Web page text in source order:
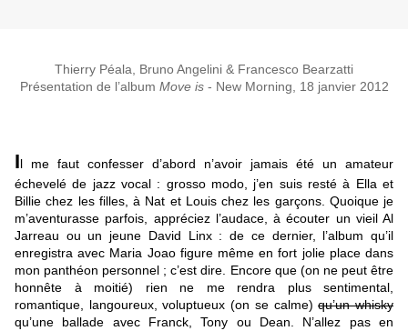
Thierry Péala, Bruno Angelini & Francesco Bearzatti
Présentation de l’album Move is- New Morning, 18 janvier 2012
Il me faut confesser d’abord n’avoir jamais été un amateur
échevelé de jazz vocal : grosso modo, j’en suis resté à Ella et
Billie chez les filles, à Nat et Louis chez les garçons. Quoique je
m’aventurasse parfois, appréciez l’audace, à écouter un vieil Al
Jarreau ou un jeune David Linx : de ce dernier, l’album qu’il
enregistra avec Maria Joao figure même en fort jolie place dans
mon panthéon personnel ; c’est dire. Encore que (on ne peut être
honnête à moitié) rien ne me rendra plus sentimental,
romantique, langoureux, voluptueux (on se calme)qu’un whisky
qu’une ballade avec Franck, Tony ou Dean. N’allez pas en